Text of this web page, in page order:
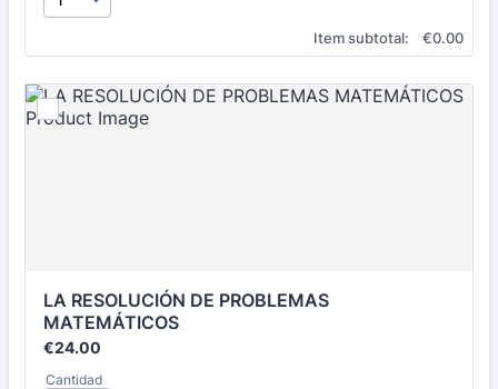
Item subtotal: €0.00
€0.00
LA RESOLUCIÓN DE PROBLEMAS
MATEMÁTICOS
€24.00
€24.00
Cantidad